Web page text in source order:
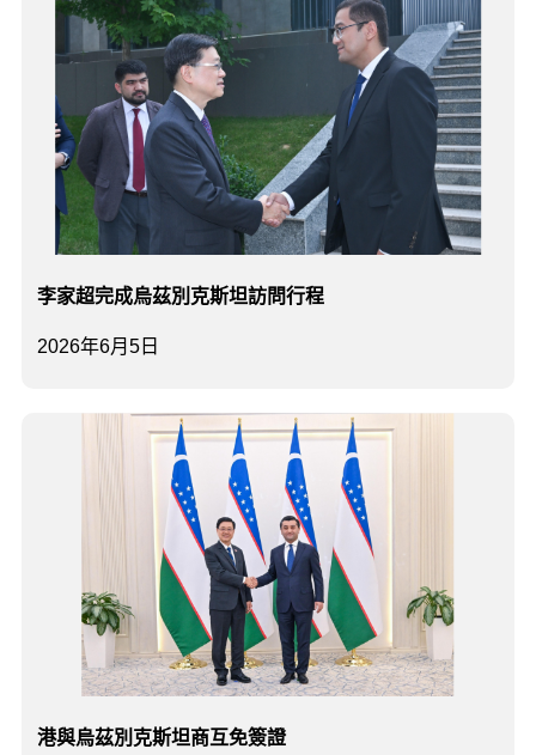
2026年6月5日
李家超完成烏茲別克斯坦訪問行程
港與烏茲別克斯坦商互免簽證